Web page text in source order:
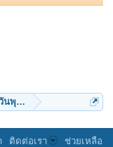
นพุธที่ ๑๕ กันยายน ๒๕๖๔
ติดต่อเรา ช่วยเหลือ